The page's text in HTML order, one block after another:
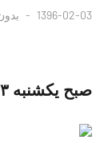
1396-02-03
صبح یکشنبه ٣-٢-٩۶خانمها